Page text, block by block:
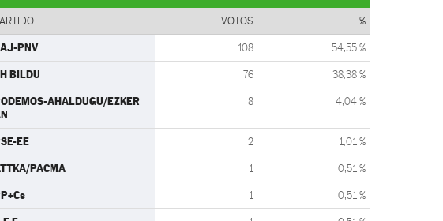
VOTOS %
PNV 108 54,55 %
BILDU 76 38,38 %
AHALDUGU/EZKER
8 4,04 %
EE 2 1,01 %
PACMA 1 0,51 %
1 0,51 %